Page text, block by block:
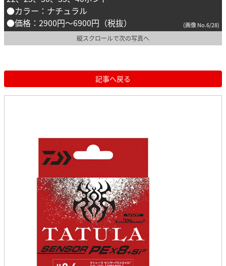
●カラー：ナチュラル
●価格：2900円～6900円（税抜）
(画像 No.6/28)
縦スクロールで次の写真へ
記事へ戻る